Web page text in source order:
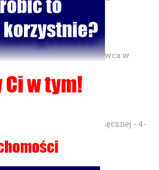
OSP — 28 czerwca w
i Podwórkowych w Łęcznej - 4-